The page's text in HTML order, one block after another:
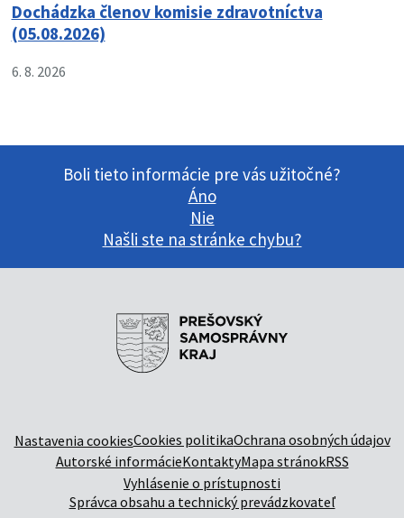
Dochádzka členov komisie zdravotníctva
(05.08.2026)
6. 8. 2026
Boli tieto informácie pre vás užitočné?
Áno
Nie
Našli ste na stránke chybu?
Nastavenia cookiesCookies politikaOchrana osobných údajov
Autorské informácieKontaktyMapa stránokRSS
Vyhlásenie o prístupnosti
Správca obsahu a technický prevádzkovateľ